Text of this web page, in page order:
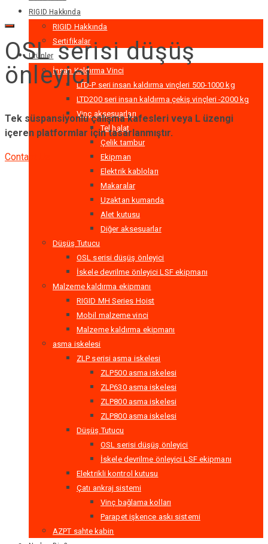
RIGID Hakkında
RIGID Hakkında
Sertifikalar
Ürünler
İnsan Kaldırma Vinci
LTD-P seri insan kaldırma vinçleri 500-1000 kg
LTD200 seri insan kaldırma çekiş vinçleri -2000 kg
Vinç aksesuarları
Tel halat
Çelik tambur
Ekipman
Elektrik kabloları
Makaralar
Uzaktan kumanda
Alet kutusu
Diğer aksesuarlar
Düşüş Tutucu
OSL serisi düşüş önleyici
İskele devrilme önleyici LSF ekipmanı
Malzeme kaldırma ekipmanı
RIGID MH Series Hoist
Mobil malzeme vinci
Malzeme kaldırma ekipmanı
asma iskelesi
ZLP serisi asma iskelesi
ZLP500 asma iskelesi
ZLP630 asma iskelesi
ZLP800 asma iskelesi
ZLP800 asma iskelesi
Düşüş Tutucu
OSL serisi düşüş önleyici
İskele devrilme önleyici LSF ekipmanı
Elektrikli kontrol kutusu
Çatı ankraj sistemi
Vinç bağlama kolları
Parapet işkence askı sistemi
AZPT sahte kabin
OSL serisi düşüş
önleyici
Tek süspansiyonlu çalışma kafesleri veya L üzengi
içeren platformlar için tasarlanmıştır.
Contact Us